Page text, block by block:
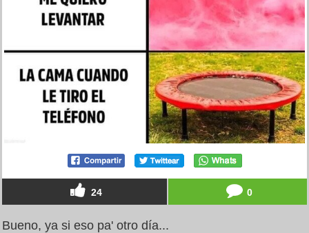
24 0
Bueno, ya si eso pa' otro día...